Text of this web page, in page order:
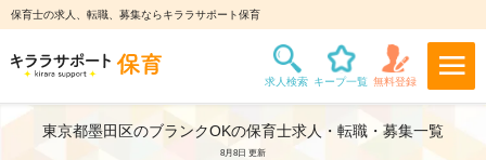
保育士の求人、転職、募集ならキララサポート保育
東京都墨田区のブランクOKの保育士求人・転職・募集一覧
8月8日 更新